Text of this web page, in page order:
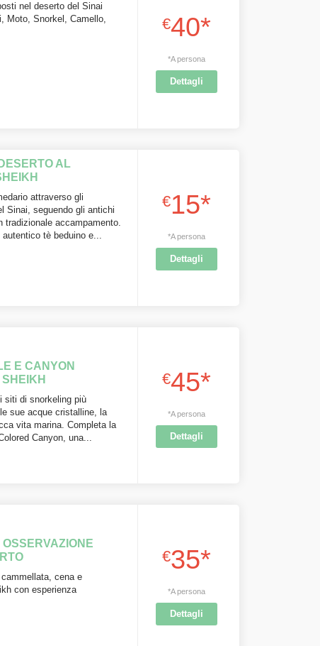
nel deserto del Sinai
Moto, Snorkel, Camello,
€40*
*A persona
Dettagli
AL
attraverso gli
Sinai, seguendo gli antichi
tradizionale accampamento.
tè beduino e...
€15*
*A persona
Dettagli
E CANYON
siti di snorkeling più
sue acque cristalline, la
vita marina. Completa la
Canyon, una...
€45*
*A persona
Dettagli
cena e
con esperienza
€35*
*A persona
Dettagli